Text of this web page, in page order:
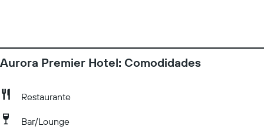
Aurora Premier Hotel: Comodidades
Restaurante
Bar/Lounge